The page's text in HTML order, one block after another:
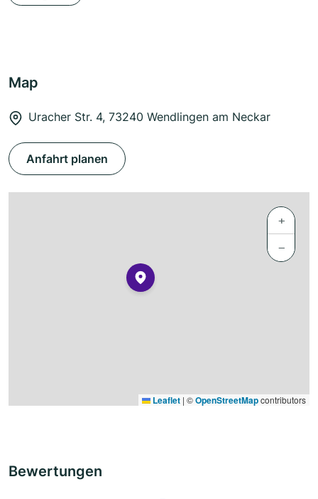
Map
Uracher Str. 4, 73240 Wendlingen am Neckar
Anfahrt planen
+
−
Leaflet | ©OpenStreetMapcontributors
Bewertungen